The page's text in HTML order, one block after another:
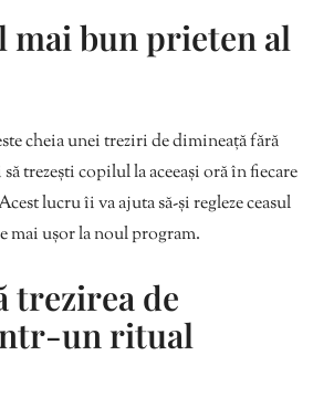
mai bun prieten al
cheia unei treziri de dimineață fără
trezești copilul la aceeași oră în fiecare
lucru îi va ajuta să-și regleze ceasul
mai ușor la noul program.
trezirea de
un ritual